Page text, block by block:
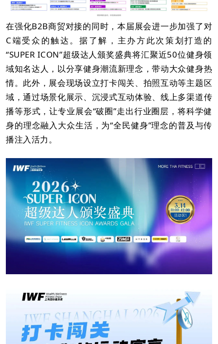
在强化B2B商贸对接的同时，本届展会进一步加强了对
C端受众的触达。据了解，主办方此次策划打造的
“SUPER ICON”超级达人颁奖盛典将汇聚近50位健身领
域知名达人，以分享健身潮流新理念，带动大众健身热
情。此外，展会现场设立打卡闯关、拍照互动等主题区
域，通过场景化展示、沉浸式互动体验、线上多渠道传
播等形式，让专业展会“破圈”走出行业圈层，将科学健
身的理念融入大众生活，为“全民健身”理念的普及与传
播注入活力。